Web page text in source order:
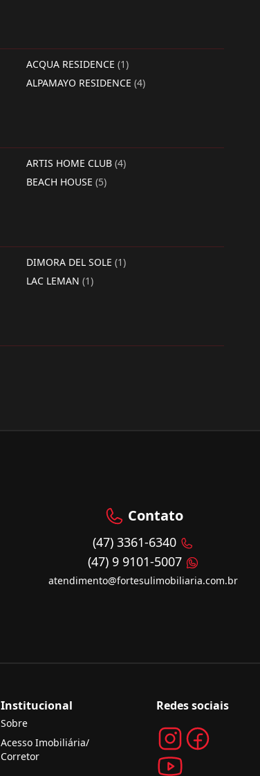
ACQUA RESIDENCE (1)
ALPAMAYO RESIDENCE (4)
ARTIS HOME CLUB (4)
BEACH HOUSE (5)
DIMORA DEL SOLE (1)
LAC LEMAN (1)
Contato
(47) 3361-6340
(47) 9 9101-5007
atendimento@fortesulimobiliaria.com.br
Institucional
Sobre
Acesso Imobiliária/
Corretor
Redes sociais